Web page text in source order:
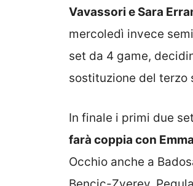
Vavassori e Sara
mercoledì invece
set da 4 game,
sostituzione del terzo
In finale i primi due
farà coppia con
Occhio anche a